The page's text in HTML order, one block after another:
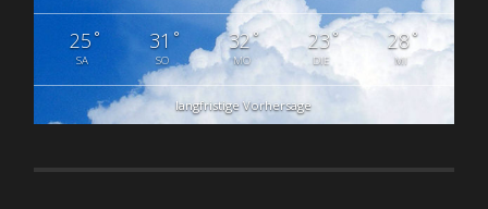
25°
SA
31 °
SO
32°
MO
23°
DIE
28°
MI
langfristige Vorhersage